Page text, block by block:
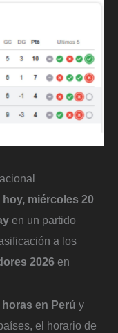
miércoles 20
en un partido
a los
2026 en
horas en Perú y
el horario de